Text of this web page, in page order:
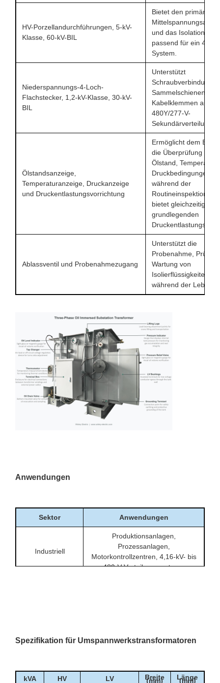
HV-Porzellandurchführungen, 5-kV-
Klasse, 60-kV-BIL
Bietet den
und das
passend für ein 4,16-
System.
Niederspannungs-4-Loch-
Flachstecker, 1,2-kV-Klasse, 30-kV-
BIL
Unterstützt
Sammelschienen
Kabelklemmen auf
480Y/277-V-
Ölstandsanzeige,
Temperaturanzeige, Druckanzeige
und Druckentlastungsvorrichtung
Ermöglicht dem
die Überprüfung von
Ölstand, Temperatur
Druckbedingungen
während der
Routineinspektion
bietet gleichzeitig
grundlegenden
Ablassventil und Probenahmezugang
Unterstützt die
Probenahme,
Wartung von
Isolierflüssigkeiten
während der
Anwendungen
Sektor Anwendungen
Industriell
Produktionsanlagen,
Prozessanlagen,
Motorkontrollzentren, 4,16-kV- bis
480-V-Verteilungssysteme
Krankenhäuser, Rechenzentren
Spezifikation für Umspannwerkstransformatoren
kVA HV LV Breite
(mm) Länge
(mm)